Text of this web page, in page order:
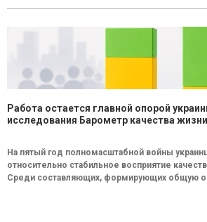
Работа остается главной опорой
исследования Барометр качества
На пятый год полномасштабной войны
относительно стабильное восприятие
Среди составляющих, формирующих общую